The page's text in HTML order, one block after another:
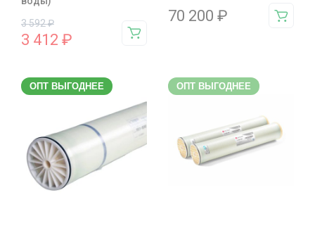
3 592₽
3 412 ₽
70 200 ₽
ОПТ ВЫГОДНЕЕ ОПТ ВЫГОДНЕЕ